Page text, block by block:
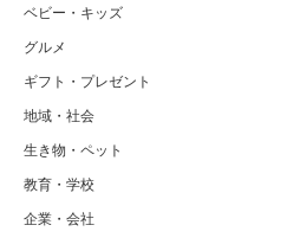
ベビー・キッズ
グルメ
ギフト・プレゼント
地域・社会
生き物・ペット
教育・学校
企業・会社